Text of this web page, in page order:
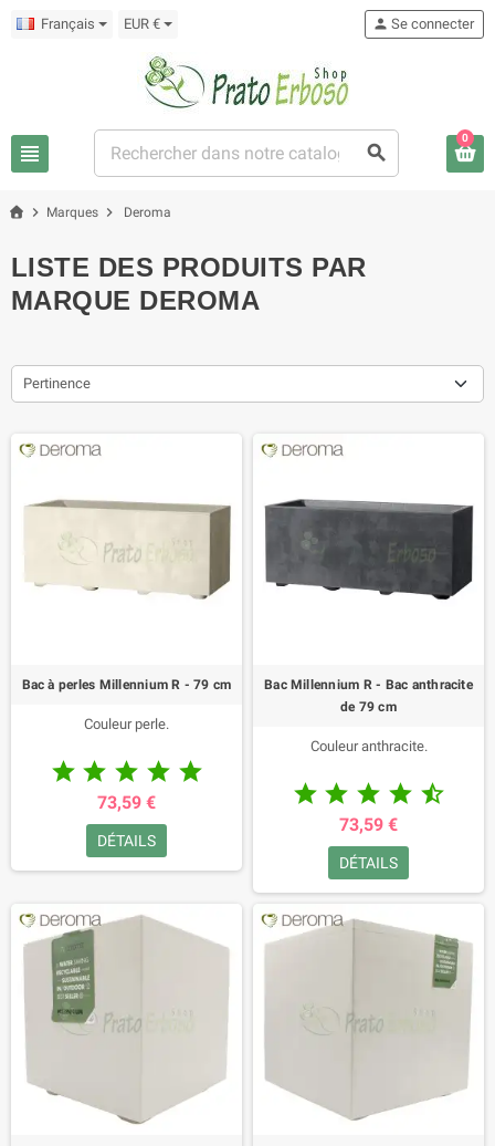
Français EUR €
view_headline search
person Se connecter
0
chevron_right Marques chevron_right Deroma
LISTE DES PRODUITS PAR
MARQUE DEROMA
Pertinence
Bac à perles Millennium R - 79 cm
Couleur perle.
    
73,59 €
DÉTAILS
Bac Millennium R - Bac anthracite
de 79 cm
Couleur anthracite.
    
73,59 €
DÉTAILS